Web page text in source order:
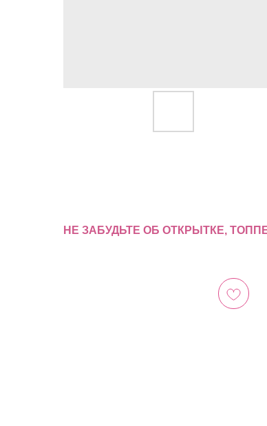
НЕ ЗАБУДЬТЕ ОБ ОТКРЫТКЕ,